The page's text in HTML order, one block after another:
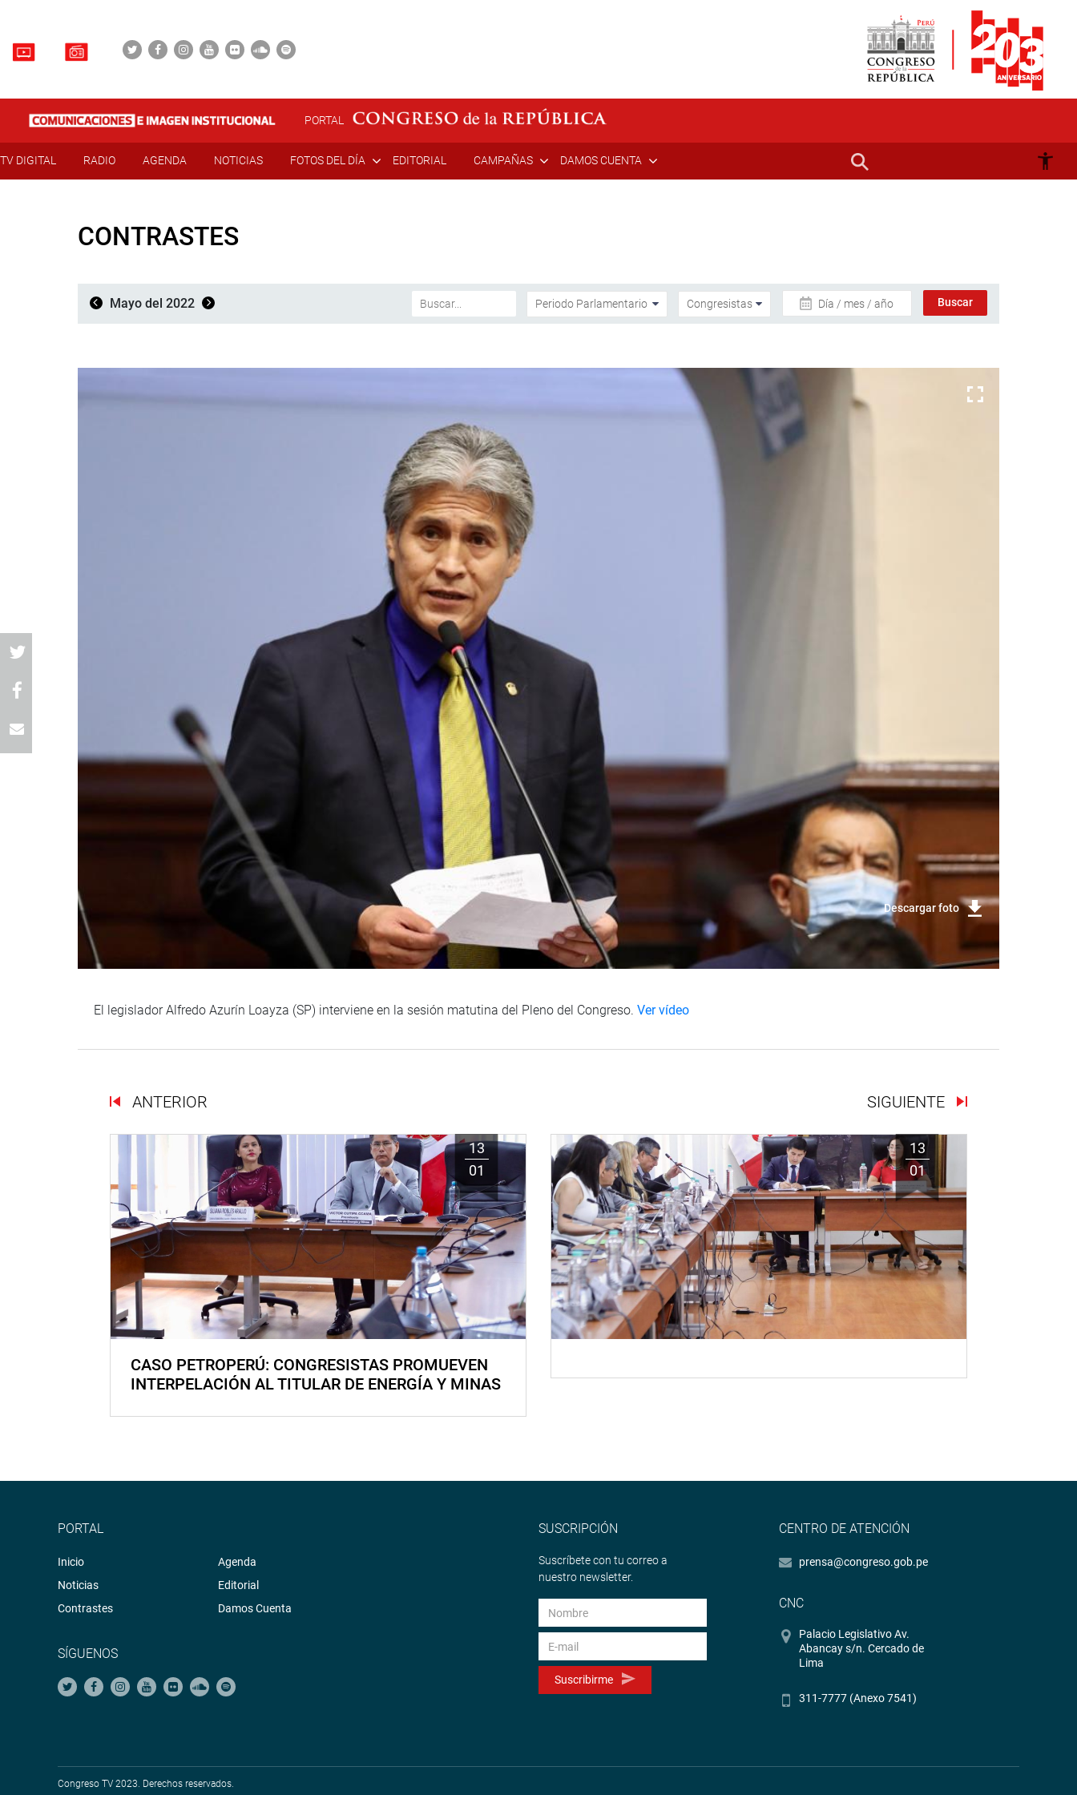
PORTAL
TV DIGITAL RADIO AGENDA NOTICIAS FOTOS DEL DÍA EDITORIAL CAMPAÑAS DAMOS CUENTA
CONTRASTES
Mayo del 2022 Día / mes / año
Descargar foto
El legislador Alfredo Azurín Loayza (SP) interviene en la sesión matutina del Pleno del Congreso. Ver vídeo
ANTERIOR SIGUIENTE
13
01
CASO PETROPERÚ: CONGRESISTAS PROMUEVEN
INTERPELACIÓN AL TITULAR DE ENERGÍA Y MINAS
13
01
PORTAL
Inicio
Noticias
Contrastes
Agenda
Editorial
Damos Cuenta
SÍGUENOS
SUSCRIPCIÓN
Suscríbete con tu correo a
nuestro newsletter.
Suscribirme
CENTRO DE ATENCIÓN
prensa@congreso.gob.pe
CNC
Palacio Legislativo Av.
Abancay s/n. Cercado de
Lima
311-7777 (Anexo 7541)
Congreso TV 2023. Derechos reservados.